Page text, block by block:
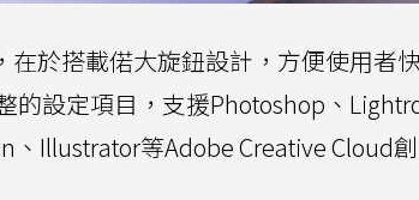
於搭載偌大旋鈕設計，方便使用者
的設定項目，支援Photoshop、
Illustrator等Adobe Creative Cloud